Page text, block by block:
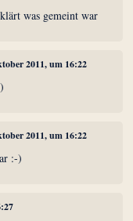
was gemeint war
2011, um 16:22
2011, um 16:22
:-)